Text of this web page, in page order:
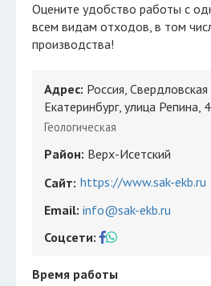
Оцените удобство работы с
всем видам отходов, в том
производства!
Адрес: Россия,
Екатеринбург, улица Репина,
Геологическая
Район: Верх-Исетский
Сайт: https://www.sak-ekb.ru
Email: info@sak-ekb.ru
Соцсети:
Время работы